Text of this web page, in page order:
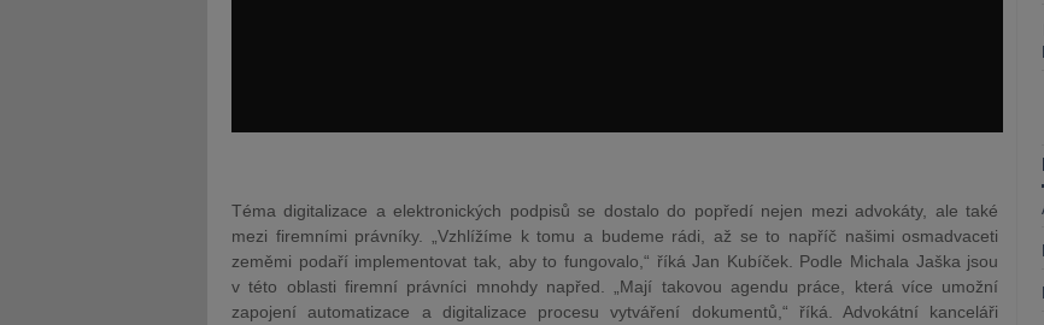
Téma digitalizace a elektronických podpisů se dostalo do popředí nejen mezi advokáty, ale také
mezi firemními právníky. „Vzhlížíme k tomu a budeme rádi, až se to napříč našimi osmadvaceti
zeměmi podaří implementovat tak, aby to fungovalo,“ říká Jan Kubíček. Podle Michala Jaška jsou
v této oblasti firemní právníci mnohdy napřed. „Mají takovou agendu práce, která více umožní
zapojení automatizace a digitalizace procesu vytváření dokumentů,“ říká. Advokátní kanceláři